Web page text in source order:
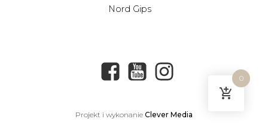
Nord Gips
Projekt i wykonanie Clever Media
0